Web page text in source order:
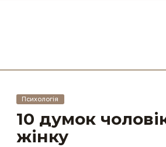
Психологія
10 думок
жінку